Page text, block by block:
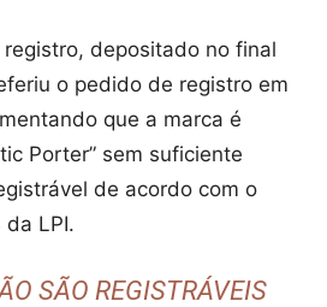
depositado no final
o pedido de registro em
que a marca é
Porter” sem suficiente
de acordo com o
da LPI.
SÃO REGISTRÁVEIS